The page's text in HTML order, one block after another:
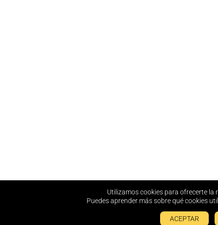
Utilizamos cookies para ofrecerte la
Puedes aprender más sobre qué cookies
ACEPTAR